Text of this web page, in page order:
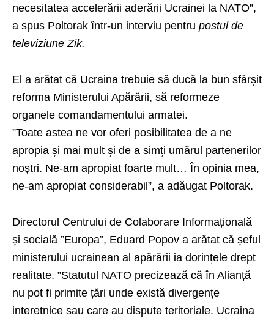
necesitatea accelerării aderării Ucrainei la NATO”,
a spus Poltorak într-un interviu pentru postul de
televiziune Zik.
El a arătat că Ucraina trebuie să ducă la bun sfârșit
reforma Ministerului Apărării, să reformeze
organele comandamentului armatei.
”Toate astea ne vor oferi posibilitatea de a ne
apropia și mai mult și de a simți umărul partenerilor
noștri. Ne-am apropiat foarte mult… În opinia mea,
ne-am apropiat considerabil”, a adăugat Poltorak.
Directorul Centrului de Colaborare Informațională
și socială ”Europa”, Eduard Popov a arătat că șeful
ministerului ucrainean al apărării ia dorințele drept
realitate. ”Statutul NATO precizează că în Alianță
nu pot fi primite țări unde există divergențe
interetnice sau care au dispute teritoriale. Ucraina